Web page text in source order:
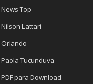
News Top
Nilson Lattari
Orlando
Paola Tucunduva
PDF para Download